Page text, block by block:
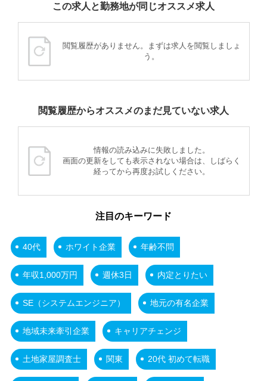
この求人と勤務地が同じオススメ求人
閲覧履歴がありません。まずは求人を閲覧しましょ
う。
閲覧履歴からオススメのまだ見ていない求人
情報の読み込みに失敗しました。
画面の更新をしても表示されない場合は、しばらく
経ってから再度お試しください。
注目のキーワード
40代 ホワイト企業 年齢不問
年収1,000万円 週休3日 内定とりたい
SE（システムエンジニア） 地元の有名企業
地域未来牽引企業 キャリアチェンジ
土地家屋調査士 関東 20代 初めて転職